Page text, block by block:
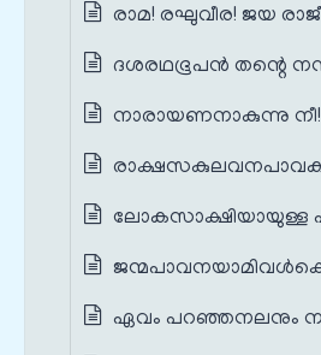
രാമ! രഘുവീര! ജയ
ദശരഥഭൂപൻ തന്റെ
നാരായണനാകുന്നു
രാക്ഷസകുലവനപാവക!
ലോകസാക്ഷിയായുള്ള
ഏവം പറഞ്ഞനലനും